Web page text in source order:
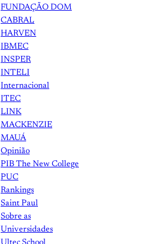
FUNDAÇÃO DOM
CABRAL
HARVEN
IBMEC
INSPER
INTELI
Internacional
ITEC
LINK
MACKENZIE
MAUÁ
Opinião
PIB The New College
PUC
Rankings
Saint Paul
Sobre as
Universidades